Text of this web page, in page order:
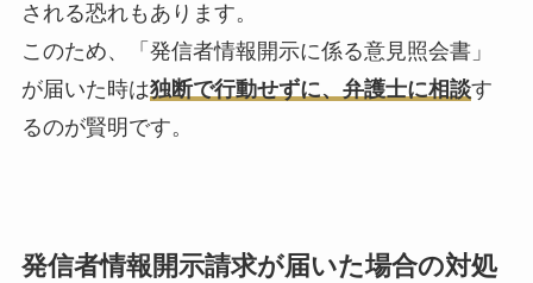
される恐れもあります。
このため、「発信者情報開示に係る意見照会書」
が届いた時は独断で行動せずに、弁護士に相談す
るのが賢明です。
発信者情報開示請求が届いた場合の対処